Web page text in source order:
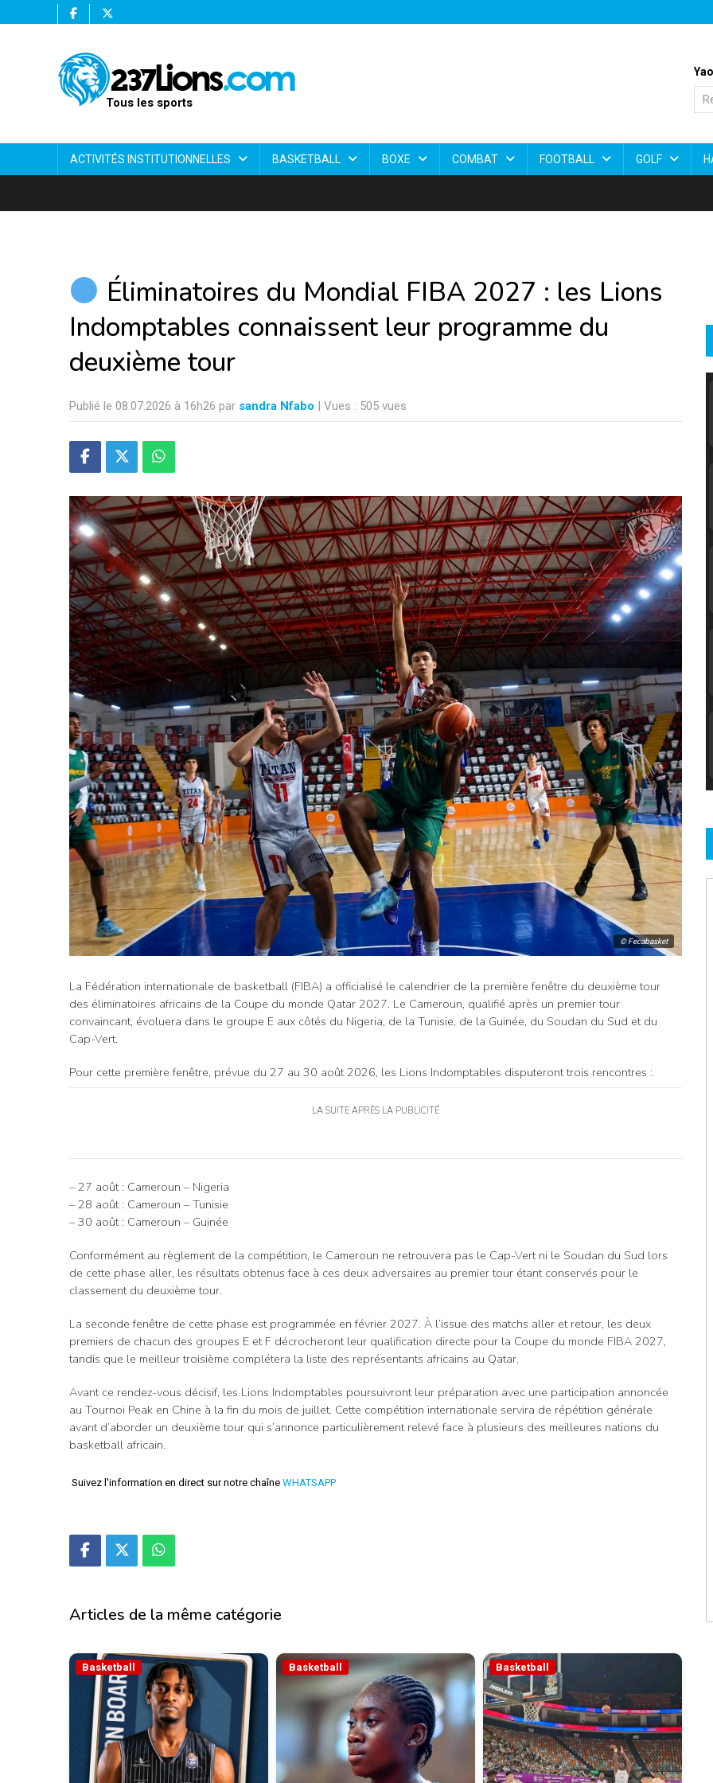
Tous les sports
ACTIVITÉS INSTITUTIONNELLES BASKETBALL BOXE COMBAT FOOTBALL GOLF
Éliminatoires du Mondial FIBA 2027 : les Lions
Indomptables connaissent leur programme du
deuxième tour
Publié le 08.07.2026 à 16h26 par sandra Nfabo | Vues : 505 vues
© Fecabasket
La Fédération internationale de basketball (FIBA) a officialisé le calendrier de la première fenêtre du deuxième tour
des éliminatoires africains de la Coupe du monde Qatar 2027. Le Cameroun, qualifié après un premier tour
convaincant, évoluera dans le groupe E aux côtés du Nigeria, de la Tunisie, de la Guinée, du Soudan du Sud et du
Cap-Vert.
Pour cette première fenêtre, prévue du 27 au 30 août 2026, les Lions Indomptables disputeront trois rencontres :
LA SUITE APRÈS LA PUBLICITÉ
– 27 août : Cameroun – Nigeria
– 28 août : Cameroun – Tunisie
– 30 août : Cameroun – Guinée
Conformément au règlement de la compétition, le Cameroun ne retrouvera pas le Cap-Vert ni le Soudan du Sud lors
de cette phase aller, les résultats obtenus face à ces deux adversaires au premier tour étant conservés pour le
classement du deuxième tour.
La seconde fenêtre de cette phase est programmée en février 2027. À l’issue des matchs aller et retour, les deux
premiers de chacun des groupes E et F décrocheront leur qualification directe pour la Coupe du monde FIBA 2027,
tandis que le meilleur troisième complétera la liste des représentants africains au Qatar.
Avant ce rendez-vous décisif, les Lions Indomptables poursuivront leur préparation avec une participation annoncée
au Tournoi Peak en Chine à la fin du mois de juillet. Cette compétition internationale servira de répétition générale
avant d’aborder un deuxième tour qui s’annonce particulièrement relevé face à plusieurs des meilleures nations du
basketball africain.
Suivez l'information en direct sur notre chaîne WHATSAPP
Articles de la même catégorie
Basketball Basketball Basketball